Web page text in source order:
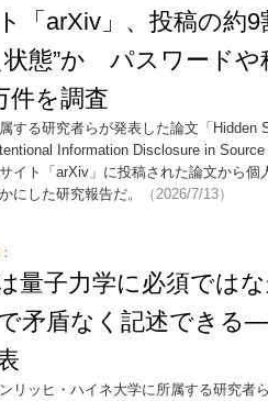
「arXiv」、投稿の約
状態”か パスワードや
を調査
する研究者らが発表した論文「
Information Disclosure in
イト「arXiv」に投稿された論文から
にした研究報告だ。
（2026/7/13）
は量子力学に必須では
矛盾なく記述できる
リッヒ・ハイネ大学に所属する研究者